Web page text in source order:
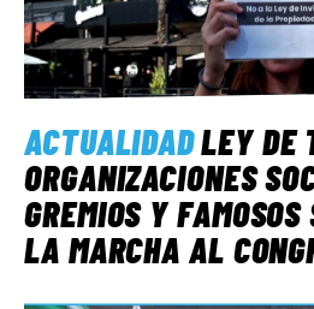
ACTUALIDADLEY DE
ORGANIZACIONES
GREMIOS Y
LA MARCHA AL